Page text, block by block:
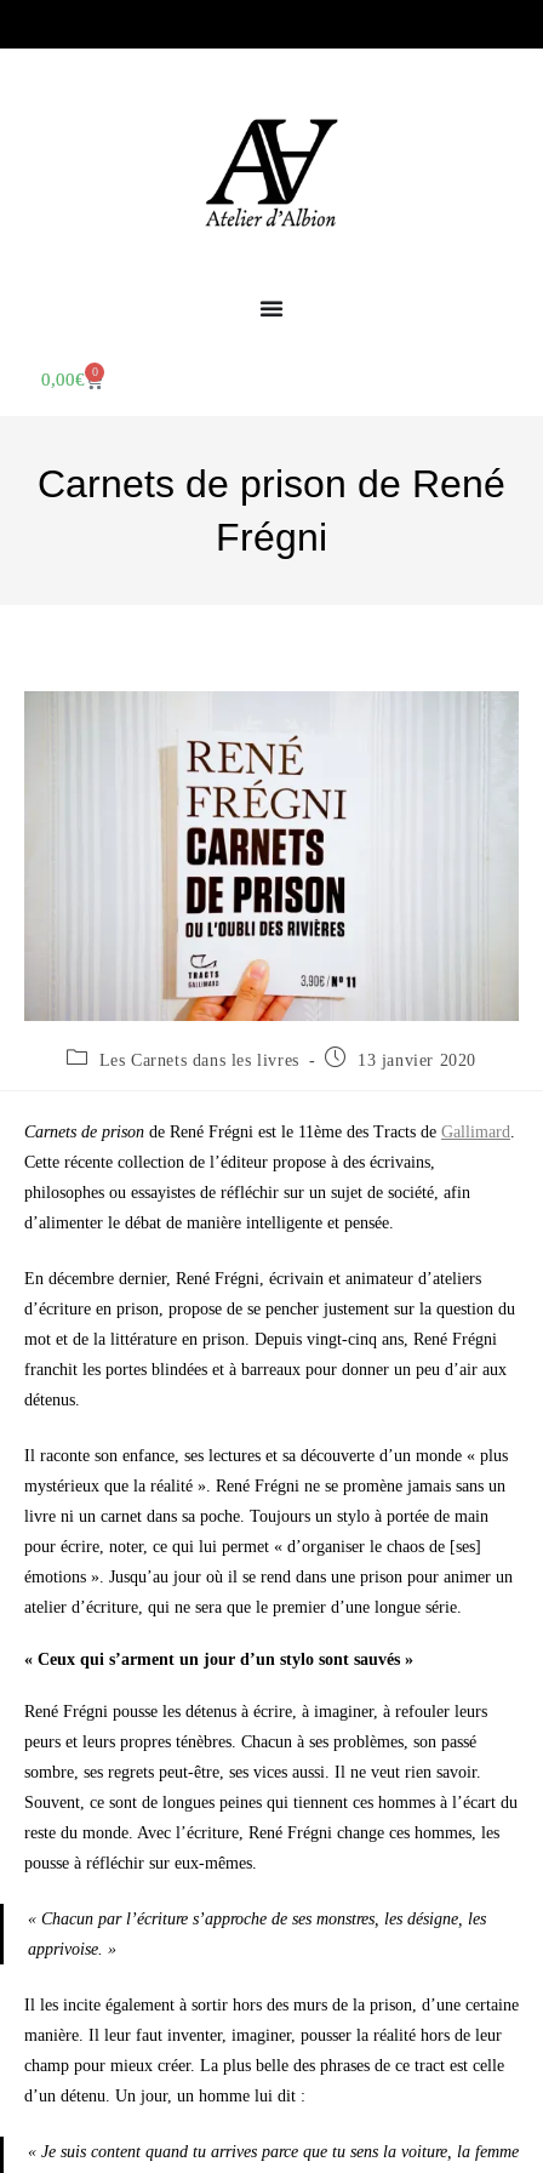
0,00€ 0
Carnets de prison de René
Frégni
Les Carnets dans les livres 13 janvier 2020
Carnets de prison de René Frégni est le 11ème des Tracts de Gallimard.
Cette récente collection de l’éditeur propose à des écrivains,
philosophes ou essayistes de réfléchir sur un sujet de société, afin
d’alimenter le débat de manière intelligente et pensée.
En décembre dernier, René Frégni, écrivain et animateur d’ateliers
d’écriture en prison, propose de se pencher justement sur la question du
mot et de la littérature en prison. Depuis vingt-cinq ans, René Frégni
franchit les portes blindées et à barreaux pour donner un peu d’air aux
détenus.
Il raconte son enfance, ses lectures et sa découverte d’un monde « plus
mystérieux que la réalité ». René Frégni ne se promène jamais sans un
livre ni un carnet dans sa poche. Toujours un stylo à portée de main
pour écrire, noter, ce qui lui permet « d’organiser le chaos de [ses]
émotions ». Jusqu’au jour où il se rend dans une prison pour animer un
atelier d’écriture, qui ne sera que le premier d’une longue série.
« Ceux qui s’arment un jour d’un stylo sont sauvés »
René Frégni pousse les détenus à écrire, à imaginer, à refouler leurs
peurs et leurs propres ténèbres. Chacun à ses problèmes, son passé
sombre, ses regrets peut-être, ses vices aussi. Il ne veut rien savoir.
Souvent, ce sont de longues peines qui tiennent ces hommes à l’écart du
reste du monde. Avec l’écriture, René Frégni change ces hommes, les
pousse à réfléchir sur eux-mêmes.
« Chacun par l’écriture s’approche de ses monstres, les désigne, les
apprivoise. »
Il les incite également à sortir hors des murs de la prison, d’une certaine
manière. Il leur faut inventer, imaginer, pousser la réalité hors de leur
champ pour mieux créer. La plus belle des phrases de ce tract est celle
d’un détenu. Un jour, un homme lui dit :
« Je suis content quand tu arrives parce que tu sens la voiture, la femme